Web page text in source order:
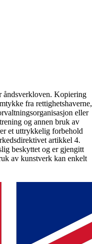
åndsverkloven. Kopiering
fra rettighetshaverne,
eller
og annen bruk av
et uttrykkelig forbehold
artikkel 4.
beskyttet og er gjengitt
av kunstverk kan enkelt